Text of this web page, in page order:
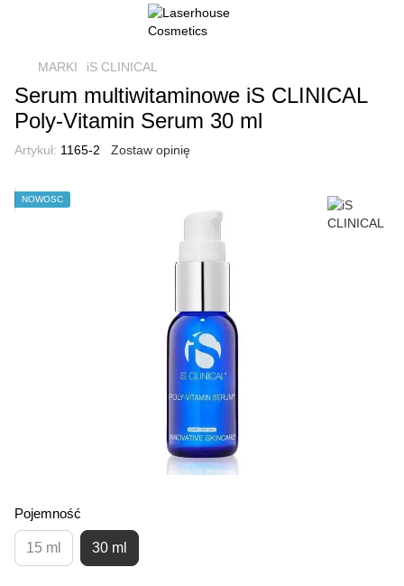
MARKI iS CLINICAL
Serum multiwitaminowe iS CLINICAL
Poly-Vitamin Serum 30 ml
Artykuł: 1165-2 Zostaw opinię
NOWOŚĆ
Pojemność
15 ml 30 ml